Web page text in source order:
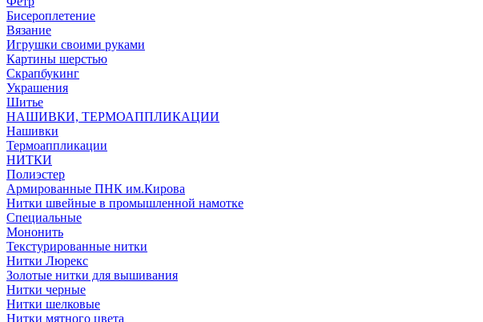
Бисероплетение
Вязание
Игрушки своими руками
Картины шерстью
Скрапбукинг
Украшения
Шитье
НАШИВКИ, ТЕРМОАППЛИКАЦИИ
Нашивки
Термоаппликации
НИТКИ
Полиэстер
Армированные ПНК им.Кирова
Нитки швейные в промышленной намотке
Специальные
Мононить
Текстурированные нитки
Нитки Люрекс
Золотые нитки для вышивания
Нитки черные
Нитки шелковые
Нитки мятного цвета